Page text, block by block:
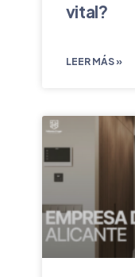
vital?
LEER MÁS »